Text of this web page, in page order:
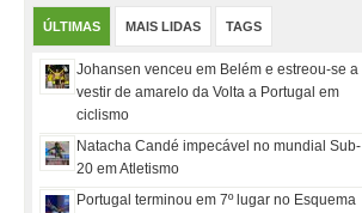
ÚLTIMAS MAIS LIDAS TAGS
Johansen venceu em Belém e estreou-se a
vestir de amarelo da Volta a Portugal em
ciclismo
Natacha Candé impecável no mundial Sub-
20 em Atletismo
Portugal terminou em 7º lugar no Esquema